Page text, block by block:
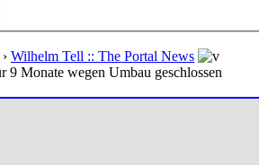
› Wilhelm Tell :: The Portal News
Monate wegen Umbau geschlossen